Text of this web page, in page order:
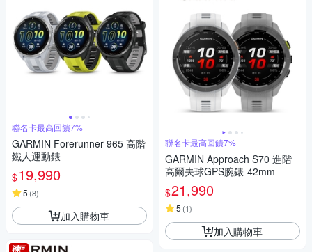
聯名卡最高回饋7%
GARMIN Forerunner 965 高階
鐵人運動錶
$19,990
5 (8)
加入購物車
聯名卡最高回饋7%
GARMIN Approach S70 進階
高爾夫球GPS腕錶-42mm
$21,990
5 (1)
加入購物車